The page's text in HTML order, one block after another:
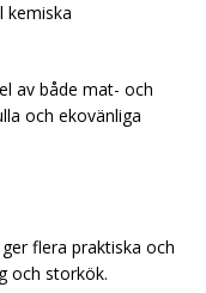
kemiska
av både mat- och
och ekovänliga
flera praktiska och
och storkök.